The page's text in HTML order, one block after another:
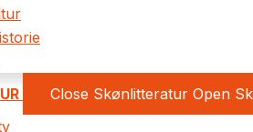
Close Skønlitteratur Open